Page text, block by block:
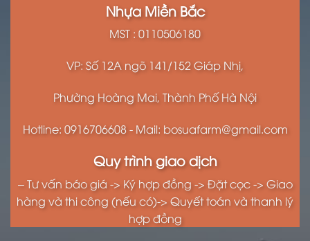
Nhựa Miền Bắc
MST : 0110506180
VP: Số 12A ngõ 141/152 Giáp Nhị,
Phường Hoàng Mai, Thành Phố Hà Nội
Hotline: 0916706608 - Mail: bosuafarm@gmail.com
Quy trình giao dịch
– Tư vấn báo giá -> Ký hợp đồng -> Đặt cọc -> Giao
hàng và thi công (nếu có)-> Quyết toán và thanh lý
hợp đồng